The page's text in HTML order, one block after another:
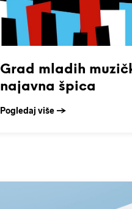
Grad mladih
najavna špica
Pogledaj više →